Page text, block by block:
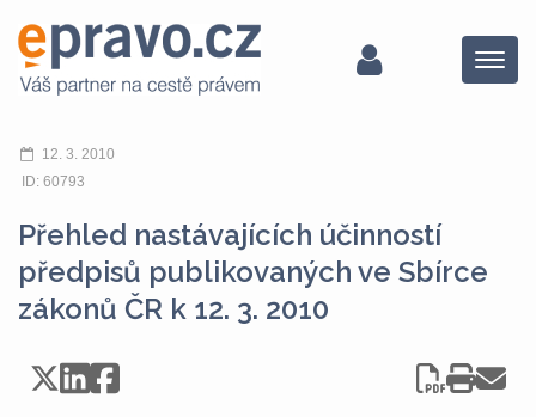
Menu
12. 3. 2010
ID: 60793
Přehled nastávajících účinností
předpisů publikovaných ve Sbírce
zákonů ČR k 12. 3. 2010